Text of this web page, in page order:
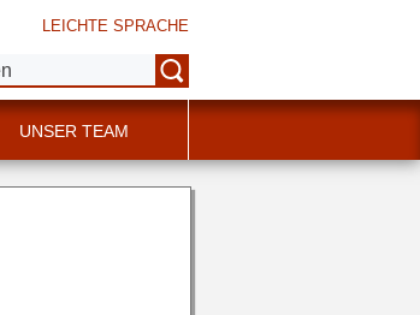
LEICHTE SPRACHE
UNSER TEAM